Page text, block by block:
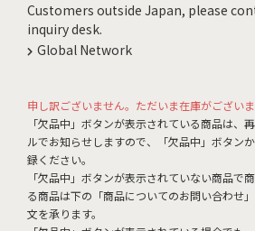
Customers outside Japan, please
inquiry desk.
Global Network
申し訳ございません。ただいま在庫がございま
「欠品中」ボタンが表示されている商品は、
ルでお知らせしますので、「欠品中」ボタン
録ください。
「欠品中」ボタンが表示されていない商品で
る商品は下の「商品についてのお問い合わせ
文を承ります。